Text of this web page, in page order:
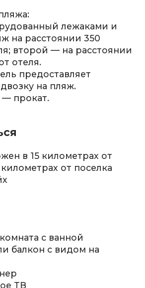
лежаками и
на рассто­янии 350
второй — на расстоянии
отеля.
предоставляет
на пляж.
— прокат.
в 15 километрах от
от поселка
с ванной
балкон с видом на
ТВ